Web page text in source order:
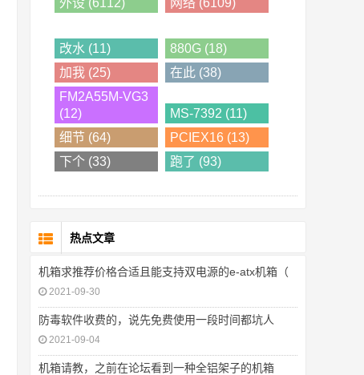
外设 (6112)
网络 (6109)
改水 (11)
880G (18)
加我 (25)
在此 (38)
FM2A55M-VG3
(12)
MS-7392 (11)
细节 (64)
PCIEX16 (13)
下个 (33)
跑了 (93)
热点文章
机箱求推荐价格合适且能支持双电源的e-atx机箱（
2021-09-30
防毒软件收费的，说先免费使用一段时间都坑人
2021-09-04
机箱请教，之前在论坛看到一种全铝架子的机箱